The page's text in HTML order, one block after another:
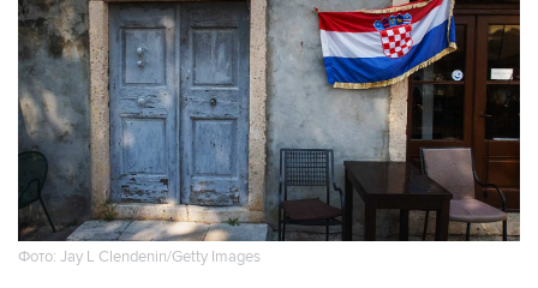
Фото: Jay L Clendenin/Getty Images